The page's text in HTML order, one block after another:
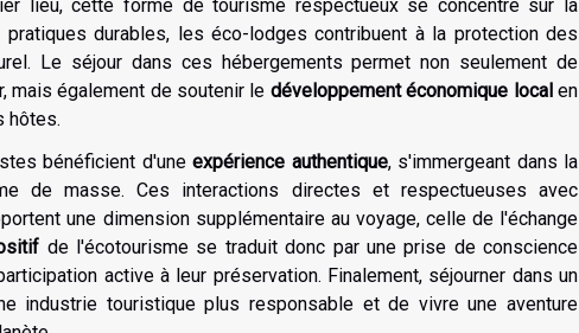
lieu, cette forme de tourisme respectueux se concentre sur la
pratiques durables, les éco-lodges contribuent à la protection des
Le séjour dans ces hébergements permet non seulement de
mais également de soutenir le développement économique localen
hôtes.
bénéficient d'uneexpérience authentique, s'immergeant dans la
de masse. Ces interactions directes et respectueuses avec
une dimension supplémentaire au voyage, celle de l'échange
de l'écotourisme se traduit donc par une prise de conscience
active à leur préservation. Finalement, séjourner dans un
industrie touristique plus responsable et de vivre une aventure